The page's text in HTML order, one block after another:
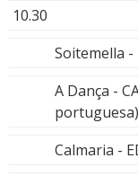
10.30
Soitemella -
A Dança -
portuguesa)
Calmaria -